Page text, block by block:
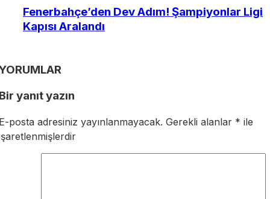
Fenerbahçe’den Dev Adım! Şampiyonlar Ligi
Kapısı Aralandı
yanıt yazın
posta adresiniz yayınlanmayacak. Gerekli alanlar * ile